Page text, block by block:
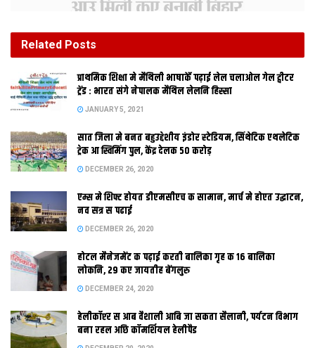
पिछला कई साल स समाद परिवार मैथिली मे पहिल इ-पेपर निकालि रहल
अछि। समाद क इ-पेपर क पुरान अंक पढ़वा लेल एहि लिंक पर क्लिक करू
To read the E-paper, click following links.
60th edition
59th edition
58th edition
दोसर समाचार
प्राथमिक शि‍क्षा मे मैथि‍ली भाषाकेँ पढ़ाई लेल चलाओल गेल ट्वीटर
JANUARY 5, 2021
Related Posts
प्राथमिक शि‍क्षा मे मैथि‍ली भाषाकेँ पढ़ाई लेल चलाओल गेल ट्वीटर
ट्रेंड : भारत संगे नेपालक मैथिल लेलनि हिस्सा
JANUARY 5, 2021
सात जिला मे बनत बहुउद्देशीय इंडोर स्‍टेडि‍यम, सिंथेटिक एथलेटिक
ट्रेक आ स्विमिंग पुल, केंद्र देलक 50 करोड़
DECEMBER 26, 2020
एम्स मे शिफ्ट होयत डीएमसीएच क सामान, मार्च मे होएत उद्घाटन,
नव सत्र स पढाई
DECEMBER 26, 2020
होटल मैनेजमेंट क पढ़ाई करती बालिका गृह क 16 बालिका
लोकनि, 29 कए जायतीह बेंगलुरु
DECEMBER 24, 2020
हेलीकॉप्टर स आब वैशाली आबि जा सकता सैलानी, पर्यटन विभाग
बना रहल अछि कॉमर्शियल हेलीपैड